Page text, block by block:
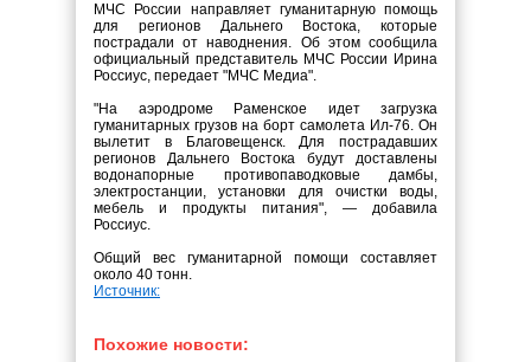
МЧС России направляет гуманитарную помощь
для регионов Дальнего Востока, которые
пострадали от наводнения. Об этом сообщила
официальный представитель МЧС России Ирина
Россиус, передает "МЧС Медиа".
"На аэродроме Раменское идет загрузка
гуманитарных грузов на борт самолета Ил-76. Он
вылетит в Благовещенск. Для пострадавших
регионов Дальнего Востока будут доставлены
водонапорные противопаводковые дамбы,
электростанции, установки для очистки воды,
мебель и продукты питания", — добавила
Россиус.
Общий вес гуманитарной помощи составляет
около 40 тонн.
Источник:
Похожие новости: